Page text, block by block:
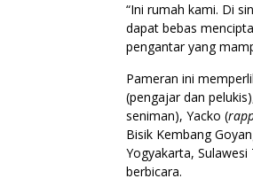
“Ini rumah kami. Di
dapat bebas
pengantar yang
Pameran ini
(pengajar dan
seniman), Yacko (
Bisik Kembang
Yogyakarta,
berbicara.